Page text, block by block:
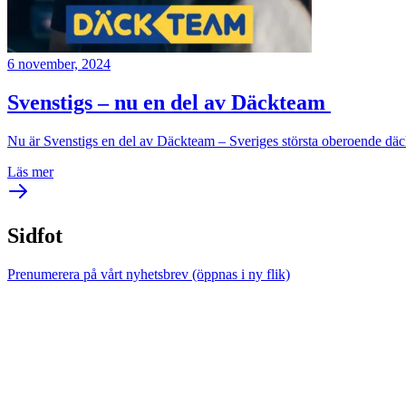
6 november, 2024
Svenstigs – nu en del av Däckteam
Nu är Svenstigs en del av Däckteam – Sveriges största oberoende
Läs mer
Sidfot
Prenumerera på vårt nyhetsbrev (öppnas i ny flik)